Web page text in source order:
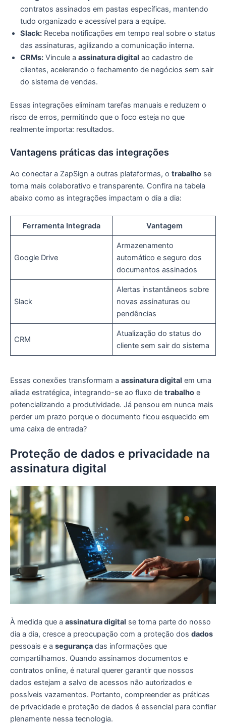
contratos assinados em pastas específicas, mantendo
tudo organizado e acessível para a equipe.
Slack: Receba notificações em tempo real sobre o status
das assinaturas, agilizando a comunicação interna.
CRMs: Vincule a assinatura digital ao cadastro de
clientes, acelerando o fechamento de negócios sem sair
do sistema de vendas.
Essas integrações eliminam tarefas manuais e reduzem o
risco de erros, permitindo que o foco esteja no que
realmente importa: resultados.
Vantagens práticas das integrações
Ao conectar a ZapSign a outras plataformas, o trabalho se
torna mais colaborativo e transparente. Confira na tabela
abaixo como as integrações impactam o dia a dia:
Ferramenta Integrada Vantagem
Google Drive
Armazenamento
automático e seguro dos
documentos assinados
Slack
Alertas instantâneos sobre
novas assinaturas ou
pendências
CRM
Atualização do status do
cliente sem sair do sistema
Essas conexões transformam a assinatura digital em uma
aliada estratégica, integrando-se ao fluxo de trabalho e
potencializando a produtividade. Já pensou em nunca mais
perder um prazo porque o documento ficou esquecido em
uma caixa de entrada?
Proteção de dados e privacidade na
assinatura digital
À medida que a assinatura digital se torna parte do nosso
dia a dia, cresce a preocupação com a proteção dos dados
pessoais e a segurança das informações que
compartilhamos. Quando assinamos documentos e
contratos online, é natural querer garantir que nossos
dados estejam a salvo de acessos não autorizados e
possíveis vazamentos. Portanto, compreender as práticas
de privacidade e proteção de dados é essencial para confiar
plenamente nessa tecnologia.